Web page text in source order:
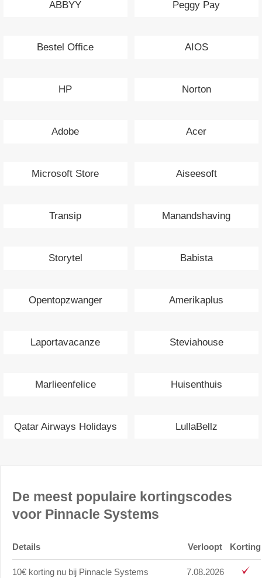
ABBYY Peggy Pay
Bestel Office AIOS
HP Norton
Adobe Acer
Microsoft Store Aiseesoft
Transip Manandshaving
Storytel Babista
Opentopzwanger Amerikaplus
Laportavacanze Steviahouse
Marlieenfelice Huisenthuis
Qatar Airways Holidays LullaBellz
De meest populaire kortingscodes
voor Pinnacle Systems
Details Verloopt Korting
10€ korting nu bij Pinnacle Systems 7.08.2026